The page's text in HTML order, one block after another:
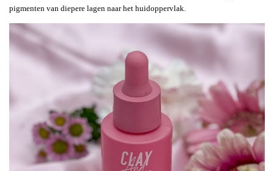
pigmenten van diepere lagen naar het huidoppervlak.